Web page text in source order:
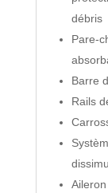
débris
Pare-
Barre
Rails